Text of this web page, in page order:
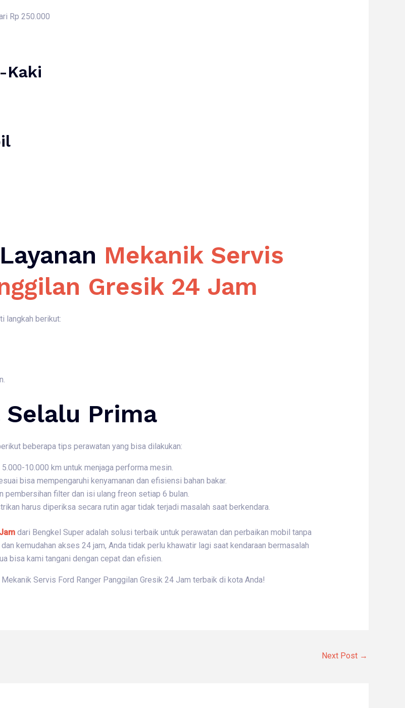
Rp 250.000
Kaki
Mekanik Servis
Gresik 24 Jam
langkah berikut:
Prima
beberapa tips perawatan yang bisa dilakukan:
10.000 km untuk menjaga performa mesin.
bisa mempengaruhi kenyamanan dan efisiensi bahan bakar.
pembersihan filter dan isi ulang freon setiap 6 bulan.
harus diperiksa secara rutin agar tidak terjadi masalah saat berkendara.
dari Bengkel Super adalah solusi terbaik untuk perawatan dan perbaikan mobil tanpa
kemudahan akses 24 jam, Anda tidak perlu khawatir lagi saat kendaraan bermasalah
bisa kami tangani dengan cepat dan efisien.
Servis Ford Ranger Panggilan Gresik 24 Jam terbaik di kota Anda!
Next Post →